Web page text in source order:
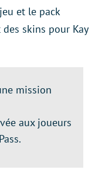
et le pack
skins pour Kay
mission
aux joueurs